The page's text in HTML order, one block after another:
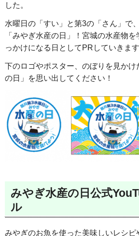
した。
水曜日の「すい」と第3の「さん」で
「みやぎ水産の日」！宮城の水産物
っかけになる日としてPRしていきます
下のロゴやポスター、のぼりを見かけ
の日」を思い出してください！
みやぎ水産の日公式
ル
みやぎのお魚を使った美味しいレシピ